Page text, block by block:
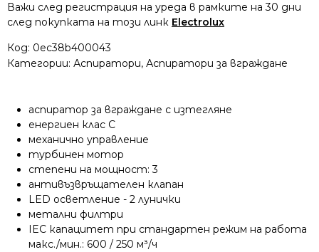
Важи след регистрация на уреда в рамките на 30 дни
след покупката на този линк Electrolux
Код: 0ec38b400043
Категории: Аспиратори, Аспиратори за вграждане
аспиратор за вграждане с изтегляне
енергиен клас C
механично управление
турбинен мотор
степени на мощност: 3
антивъзвръщателен клапан
LED осветление - 2 лунички
метални филтри
IEC капацитет при стандартен режим на работа
макс./мин.: 600 / 250 м³/ч